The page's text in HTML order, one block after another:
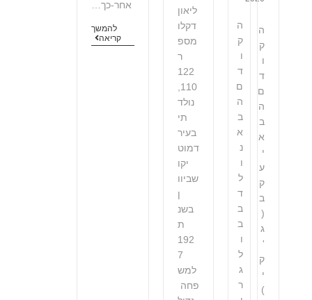
ה
ק
ו
ד
ם
ה
ב
א
י
ע
ק
ב
(
ג
'
ק
י
)
ה
ק
ו
ד
ם
ה
ב
א
נ
ו
ל
ד
ב
ב
ו
ל
ג
ר
ליאון
דקלו
מספ
ר
122
נולד
תי
בעיר
דמוט
יקו
שביוו
ן
בשנ
ת
192
7
למש
פחה
אחר-כך…
להמשך
קריאה